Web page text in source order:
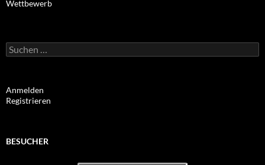
Wettbewerb
Suchen
nach:
Anmelden
Registrieren
BESUCHER